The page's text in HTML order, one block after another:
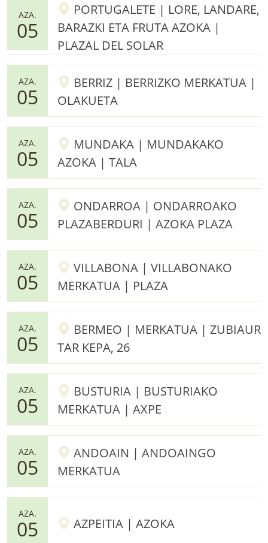
AZA.
05
PORTUGALETE | LORE, LANDARE,
BARAZKI ETA FRUTA AZOKA |
PLAZAL DEL SOLAR
AZA.
05
BERRIZ | BERRIZKO MERKATUA |
OLAKUETA
AZA.
05
MUNDAKA | MUNDAKAKO
AZOKA | TALA
AZA.
05
ONDARROA | ONDARROAKO
PLAZABERDURI | AZOKA PLAZA
AZA.
05
VILLABONA | VILLABONAKO
MERKATUA | PLAZA
AZA.
05
BERMEO | MERKATUA | ZUBIAUR
TAR KEPA, 26
AZA.
05
BUSTURIA | BUSTURIAKO
MERKATUA | AXPE
AZA.
05
ANDOAIN | ANDOAINGO
MERKATUA
AZA.
05 AZPEITIA | AZOKA